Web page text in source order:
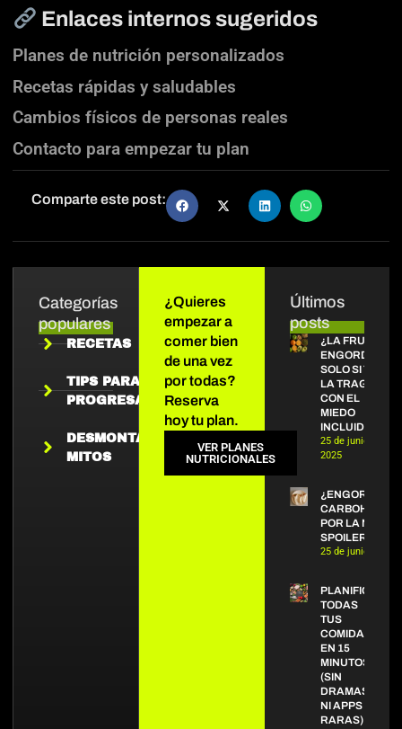
Enlaces internos sugeridos
Planes de nutrición personalizados
Recetas rápidas y saludables
Cambios físicos de personas reales
Contacto para empezar tu plan
Comparte este post:
Categorías
populares
RECETAS
TIPS PARA
PROGRESAR
DESMONTANDO
MITOS
Últimos
posts
¿LA FRUTA
ENGORDA?
SOLO SI TE
LA TRAGAS
CON EL
MIEDO
INCLUIDO
25 de junio de
2025
¿ENGORDAN
POR LA
SPOILER: NO.
25 de junio de
PLANIFICA
TODAS
TUS
COMIDAS
EN 15
MINUTOS
(SIN
DRAMAS
NI APPS
RARAS)
¿Quieres
empezar a
comer bien
de una vez
por todas?
Reserva
hoy tu plan.
VER PLANES
NUTRICIONALES